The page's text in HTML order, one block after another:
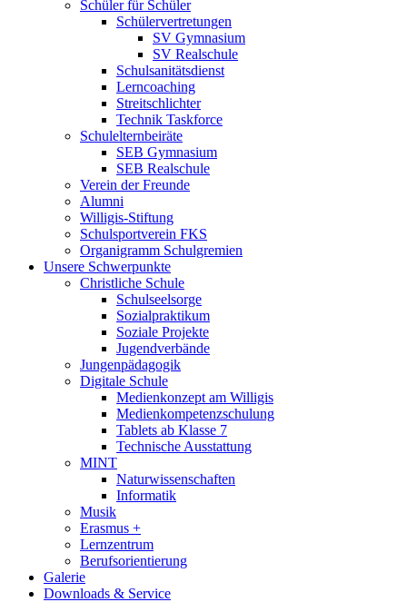
Schüler für Schüler
Schülervertretungen
SV Gymnasium
SV Realschule
Schulsanitätsdienst
Lerncoaching
Streitschlichter
Technik Taskforce
Schulelternbeiräte
SEB Gymnasium
SEB Realschule
Verein der Freunde
Alumni
Willigis-Stiftung
Schulsportverein FKS
Organigramm Schulgremien
Unsere Schwerpunkte
Christliche Schule
Schulseelsorge
Sozialpraktikum
Soziale Projekte
Jugendverbände
Jungenpädagogik
Digitale Schule
Medienkonzept am Willigis
Medienkompetenzschulung
Tablets ab Klasse 7
Technische Ausstattung
MINT
Naturwissenschaften
Informatik
Musik
Erasmus +
Lernzentrum
Berufsorientierung
Galerie
Downloads & Service